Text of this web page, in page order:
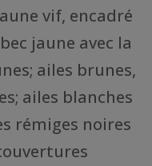
vif, encadré
jaune avec la
ailes brunes,
ailes blanches
rémiges noires